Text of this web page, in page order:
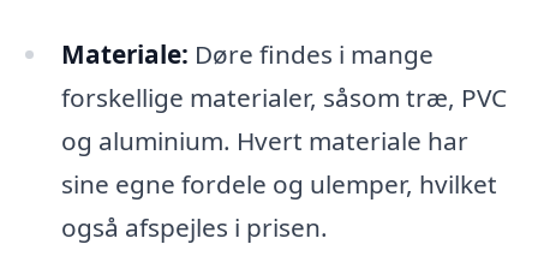
Materiale: Døre findes i mange
forskellige materialer, såsom træ, PVC
og aluminium. Hvert materiale har
sine egne fordele og ulemper, hvilket
også afspejles i prisen.